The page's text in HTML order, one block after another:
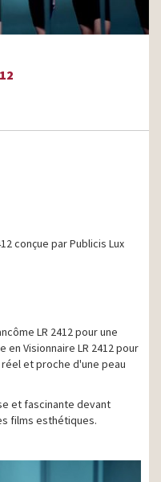
conçue par Publicis Lux
LR 2412 pour une
Visionnaire LR 2412 pour
et proche d'une peau
et fascinante devant
films esthétiques.